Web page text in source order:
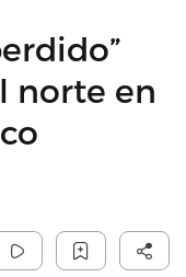
norte en